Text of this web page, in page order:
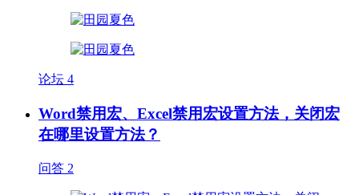
论坛 4
Word禁用宏、Excel禁用宏设置方法，关闭宏
在哪里设置方法？
问答 2